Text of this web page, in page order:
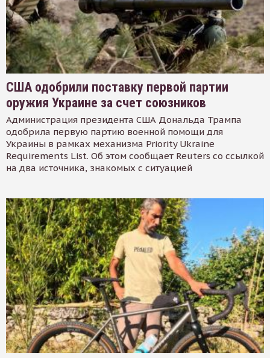
США одобрили поставку первой партии
оружия Украине за счет союзников
Администрация президента США Дональда Трампа
одобрила первую партию военной помощи для
Украины в рамках механизма Priority Ukraine
Requirements List. Об этом сообщает Reuters со ссылкой
на два источника, знакомых с ситуацией